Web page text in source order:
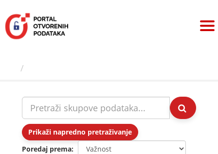
sadržaj
Prikaži napredno pretraživanje
Poredaj prema